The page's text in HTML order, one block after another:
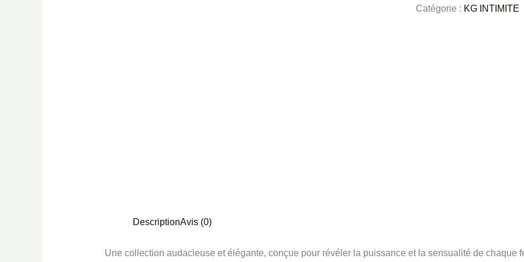
Catégorie : KG INTIMITE
DescriptionAvis (0)
Une collection audacieuse et élégante, conçue pour révéler la puissance et la sensualité de chaque